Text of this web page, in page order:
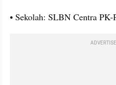
• Sekolah: SLBN Centra